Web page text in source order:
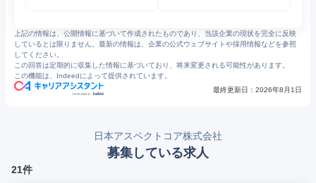
上記の情報は、公開情報に基づいて作成されたものであり、当該企業の現状を完全に反映
しているとは限りません。最新の情報は、企業の公式ウェブサイトや採用情報などを参照
してください。
この回答は定期的に収集した情報に基づいており、将来変更される可能性があります。
この機能は、Indeedによって提供されています。
最終更新日： 2026年8月1日
日本アスペクトコア株式会社
募集している求人
21件